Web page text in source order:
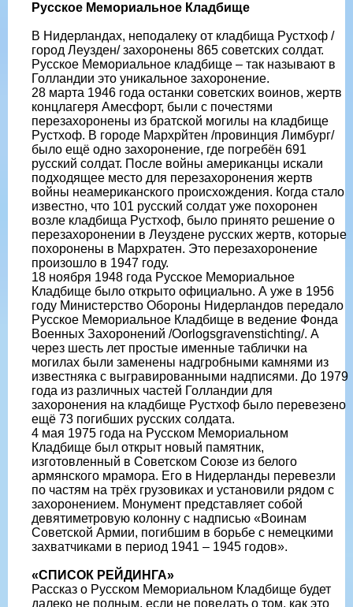
Русское Мемориальное Кладбище
В Нидерландах, неподалеку от кладбища Рустхоф /
город Леузден/ захоронены 865 советских солдат.
Русское Мемориальное кладбище – так называют в
Голландии это уникальное захоронение.
28 марта 1946 года останки советских воинов, жертв
концлагеря Амесфорт, были с почестями
перезахоронены из братской могилы на кладбище
Рустхоф. В городе Мархрйтен /провинция Лимбург/
было ещё одно захоронение, где погребён 691
русский солдат. После войны американцы искали
подходящее место для перезахоронения жертв
войны неамериканского происхождения. Когда стало
известно, что 101 русский солдат уже похоронен
возле кладбища Рустхоф, было принято решение о
перезахоронении в Леуздене русских жертв, которые
похоронены в Мархратен. Это перезахоронение
произошло в 1947 году.
18 ноября 1948 года Русское Мемориальное
Кладбище было открыто официально. А уже в 1956
году Министерство Обороны Нидерландов передало
Русское Мемориальное Кладбище в ведение Фонда
Военных Захоронений /Oorlogsgravenstichting/. А
через шесть лет простые именные таблички на
могилах были заменены надгробными камнями из
известняка с выгравированными надписями. До 1979
года из различных частей Голландии для
захоронения на кладбище Рустхоф было перевезено
ещё 73 погибших русских солдата.
4 мая 1975 года на Русском Мемориальном
Кладбище был открыт новый памятник,
изготовленный в Советском Союзе из белого
армянского мрамора. Его в Нидерланды перевезли
по частям на трёх грузовиках и установили рядом с
захоронением. Монумент представляет собой
девятиметровую колонну с надписью «Воинам
Советской Армии, погибшим в борьбе с немецкими
захватчиками в период 1941 – 1945 годов».
«СПИСОК РЕЙДИНГА»
Рассказ о Русском Мемориальном Кладбище будет
далеко не полным, если не поведать о том, как это